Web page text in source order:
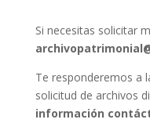
Si necesitas solicitar
Te responderemos a
solicitud de archivos
información